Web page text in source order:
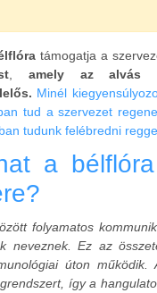
támogatja a
, amely az alvás
Minél
tud a szervezet
tudunk felébredni
a
folyamatos
neveznek. Ez az
úton működik.
így a